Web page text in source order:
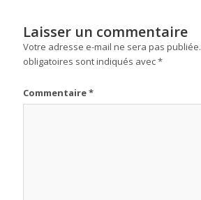
Laisser un commentaire
Votre adresse e-mail ne sera pas publiée.
obligatoires sont indiqués avec*
Commentaire*